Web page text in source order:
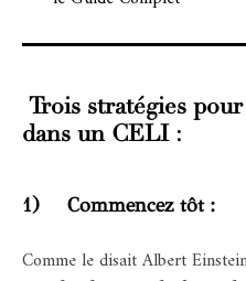
Trois stratégies
dans un CELI :
1) Commencez tôt :
Comme le disait Albert